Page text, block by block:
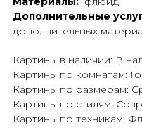
Дополнительные
дополнительных
Картины в наличии: В
Картины по комнатам:
Картины по размерам:
Картины по стилям:
Картины по техникам: